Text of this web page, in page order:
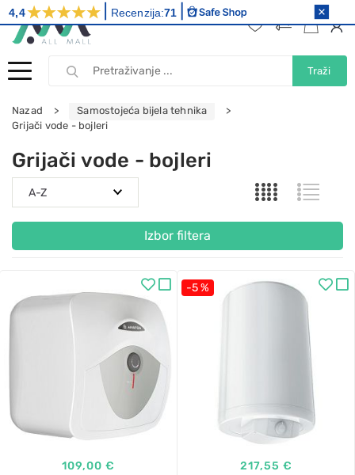
Traži
Nazad
Samostojeća bijela tehnika
Grijači vode - bojleri
Grijači vode - bojleri
Izbor filtera
109,00 €
-5 %
217,55 €
4,4 Recenzija:71